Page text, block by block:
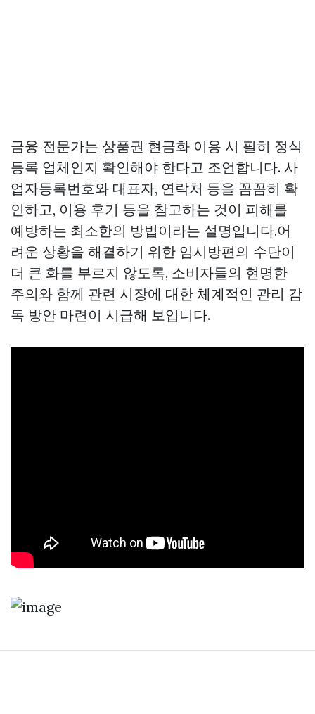
금융 전문가는 상품권 현금화 이용 시 필히 정식
등록 업체인지 확인해야 한다고 조언합니다. 사
업자등록번호와 대표자, 연락처 등을 꼼꼼히 확
인하고, 이용 후기 등을 참고하는 것이 피해를
예방하는 최소한의 방법이라는 설명입니다.어
려운 상황을 해결하기 위한 임시방편의 수단이
더 큰 화를 부르지 않도록, 소비자들의 현명한
주의와 함께 관련 시장에 대한 체계적인 관리 감
독 방안 마련이 시급해 보입니다.